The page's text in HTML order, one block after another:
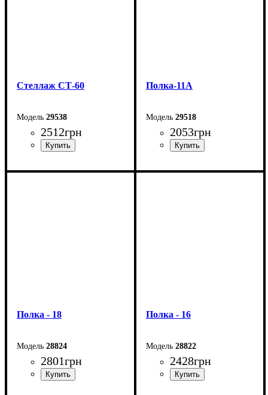
Стеллаж СТ-60
29538
2512грн
Ширина: 60 см
Полка-11А
29518
2053грн
Ширина: 60 см
Полка - 18
28824
2801грн
Полка - 16
28822
2428грн